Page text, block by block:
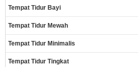
Tempat Tidur Bayi
Tempat Tidur Mewah
Tempat Tidur Minimalis
Tempat Tidur Tingkat